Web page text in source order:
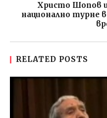
Христо Шопов
национално турне
RELATED POSTS